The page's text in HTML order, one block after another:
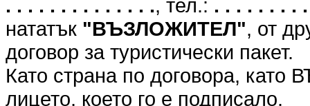
. . . . . . . . . . . . . ., тел.: . . . . . . . .
нататък "ВЪЗЛОЖИТЕЛ", от
договор за туристически пакет.
Като страна по договора,
лицето, което го е подписало.